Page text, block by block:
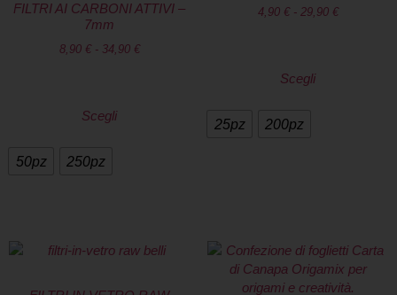
FILTRI AI CARBONI ATTIVI –
7mm
8,90 € - 34,90 €
Scegli
50pz 250pz
4,90 € - 29,90 €
Scegli
25pz 200pz